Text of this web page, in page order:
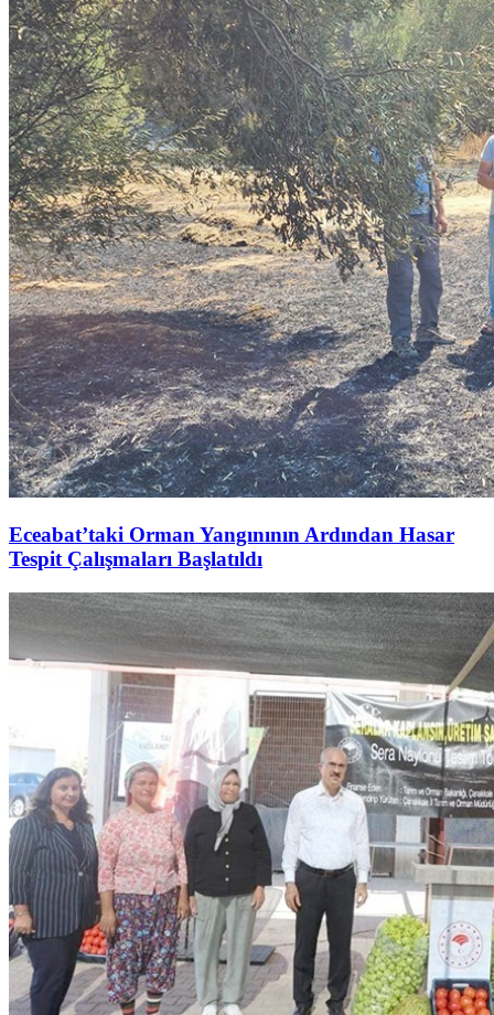
Eceabat’taki Orman Yangınının Ardından Hasar
Tespit Çalışmaları Başlatıldı